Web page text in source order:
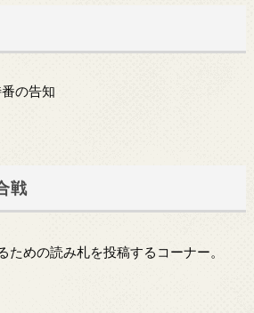
の告知
戦
ための読み札を投稿するコーナー。